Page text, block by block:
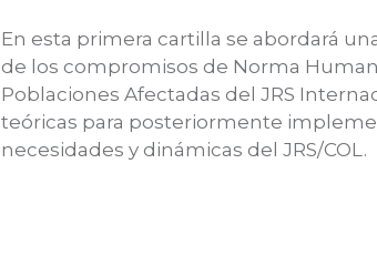
En esta primera cartilla se abordará
de los compromisos de Norma
Poblaciones Afectadas del JRS
teóricas para posteriormente
necesidades y dinámicas del JRS/COL.